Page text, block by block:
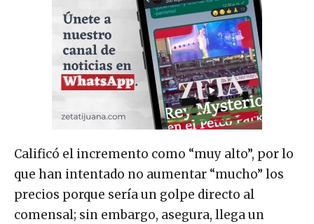
Calificó el incremento como “muy alto”, por lo
que han intentado no aumentar “mucho” los
precios porque sería un golpe directo al
comensal; sin embargo, asegura, llega un